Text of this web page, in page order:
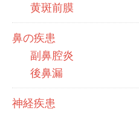
黄斑前膜
鼻の疾患
副鼻腔炎
後鼻漏
神経疾患